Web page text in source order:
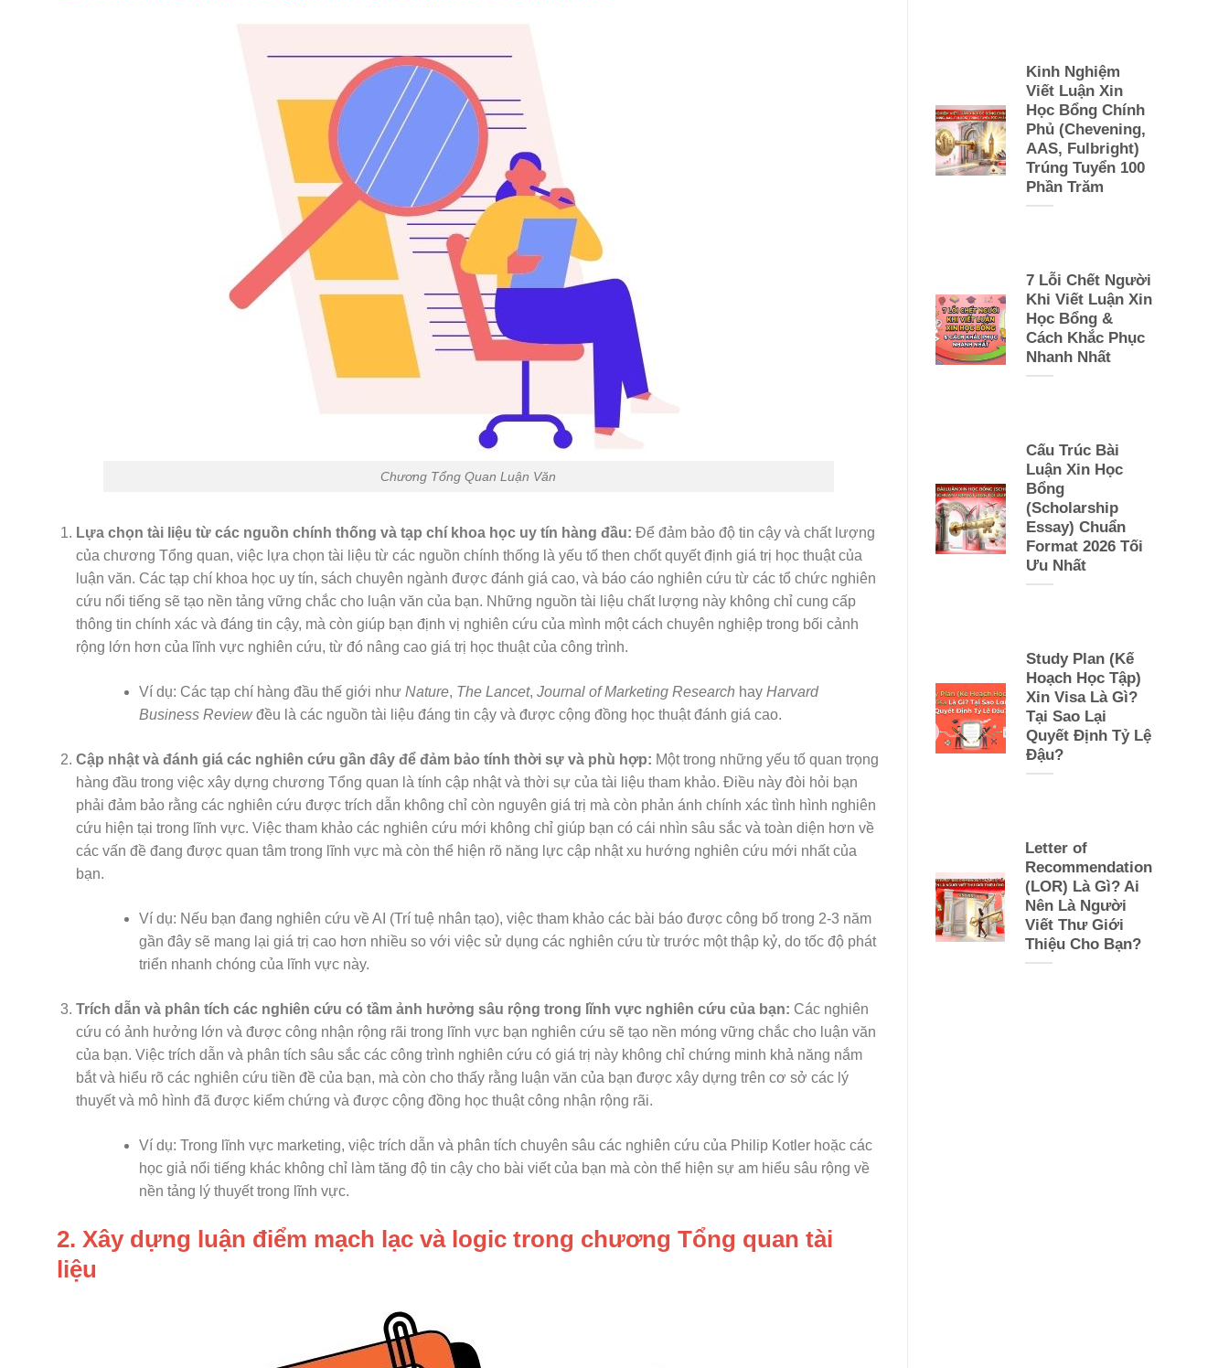
Chương Tổng Quan Luận Văn
Lựa chọn tài liệu từ các nguồn chính thống và tạp chí khoa học uy tín hàng đầu: Để đảm bảo độ tin cậy và chất lượng
của chương Tổng quan, việc lựa chọn tài liệu từ các nguồn chính thống là yếu tố then chốt quyết định giá trị học thuật của
luận văn. Các tạp chí khoa học uy tín, sách chuyên ngành được đánh giá cao, và báo cáo nghiên cứu từ các tổ chức nghiên
cứu nổi tiếng sẽ tạo nền tảng vững chắc cho luận văn của bạn. Những nguồn tài liệu chất lượng này không chỉ cung cấp
thông tin chính xác và đáng tin cậy, mà còn giúp bạn định vị nghiên cứu của mình một cách chuyên nghiệp trong bối cảnh
rộng lớn hơn của lĩnh vực nghiên cứu, từ đó nâng cao giá trị học thuật của công trình.
Ví dụ: Các tạp chí hàng đầu thế giới như Nature, The Lancet, Journal of Marketing Research hay Harvard
Business Reviewđều là các nguồn tài liệu đáng tin cậy và được cộng đồng học thuật đánh giá cao.
Cập nhật và đánh giá các nghiên cứu gần đây để đảm bảo tính thời sự và phù hợp: Một trong những yếu tố quan trọng
hàng đầu trong việc xây dựng chương Tổng quan là tính cập nhật và thời sự của tài liệu tham khảo. Điều này đòi hỏi bạn
phải đảm bảo rằng các nghiên cứu được trích dẫn không chỉ còn nguyên giá trị mà còn phản ánh chính xác tình hình nghiên
cứu hiện tại trong lĩnh vực. Việc tham khảo các nghiên cứu mới không chỉ giúp bạn có cái nhìn sâu sắc và toàn diện hơn về
các vấn đề đang được quan tâm trong lĩnh vực mà còn thể hiện rõ năng lực cập nhật xu hướng nghiên cứu mới nhất của
bạn.
Ví dụ: Nếu bạn đang nghiên cứu về AI (Trí tuệ nhân tạo), việc tham khảo các bài báo được công bố trong 2-3 năm
gần đây sẽ mang lại giá trị cao hơn nhiều so với việc sử dụng các nghiên cứu từ trước một thập kỷ, do tốc độ phát
triển nhanh chóng của lĩnh vực này.
Trích dẫn và phân tích các nghiên cứu có tầm ảnh hưởng sâu rộng trong lĩnh vực nghiên cứu của bạn: Các nghiên
cứu có ảnh hưởng lớn và được công nhận rộng rãi trong lĩnh vực bạn nghiên cứu sẽ tạo nền móng vững chắc cho luận văn
của bạn. Việc trích dẫn và phân tích sâu sắc các công trình nghiên cứu có giá trị này không chỉ chứng minh khả năng nắm
bắt và hiểu rõ các nghiên cứu tiền đề của bạn, mà còn cho thấy rằng luận văn của bạn được xây dựng trên cơ sở các lý
thuyết và mô hình đã được kiểm chứng và được cộng đồng học thuật công nhận rộng rãi.
Ví dụ: Trong lĩnh vực marketing, việc trích dẫn và phân tích chuyên sâu các nghiên cứu của Philip Kotler hoặc các
học giả nổi tiếng khác không chỉ làm tăng độ tin cậy cho bài viết của bạn mà còn thể hiện sự am hiểu sâu rộng về
nền tảng lý thuyết trong lĩnh vực.
2. Xây dựng luận điểm mạch lạc và logic trong chương Tổng quan tài
liệu
Kinh Nghiệm
Viết Luận Xin
Học Bổng Chính
Phủ (Chevening,
AAS, Fulbright)
Trúng Tuyển 100
Phần Trăm
7 Lỗi Chết Người
Khi Viết Luận Xin
Học Bổng &
Cách Khắc Phục
Nhanh Nhất
Cấu Trúc Bài
Luận Xin Học
Bổng
(Scholarship
Essay) Chuẩn
Format 2026 Tối
Ưu Nhất
Study Plan (Kế
Hoạch Học Tập)
Xin Visa Là Gì?
Tại Sao Lại
Quyết Định Tỷ Lệ
Đậu?
Letter of
Recommendation
(LOR) Là Gì? Ai
Nên Là Người
Viết Thư Giới
Thiệu Cho Bạn?